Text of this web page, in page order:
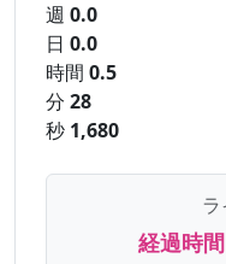
週 0.0
日 0.0
時間 0.5
分 28
秒 1,680
経過時間